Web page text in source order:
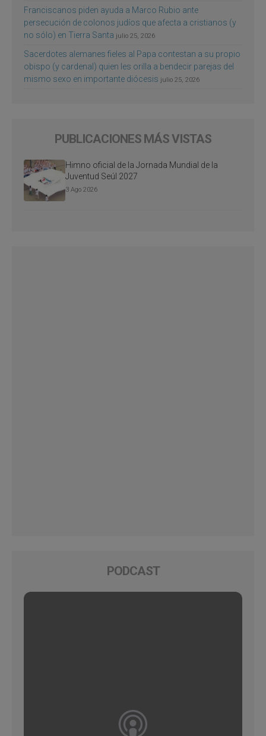
Franciscanos piden ayuda a Marco Rubio ante
persecución de colonos judíos que afecta a cristianos (y
no sólo) en Tierra Santa julio 25, 2026
Sacerdotes alemanes fieles al Papa contestan a su propio
obispo (y cardenal) quien les orilla a bendecir parejas del
mismo sexo en importante diócesis julio 25, 2026
PUBLICACIONES MÁS VISTAS
Himno oficial de la Jornada Mundial de la
Juventud Seúl 2027
3 Ago 2026
PODCAST